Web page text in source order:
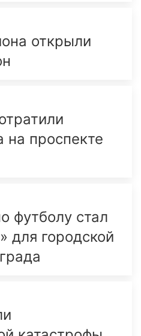
открыли
проспекте
футболу стал
для городской